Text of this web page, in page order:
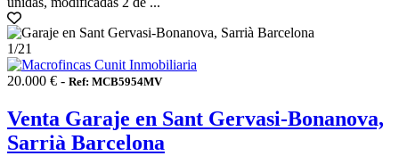
1/21
20.000 € - Ref: MCB5954MV
Venta Garaje en Sant Gervasi-Bonanova,
Sarrià Barcelona